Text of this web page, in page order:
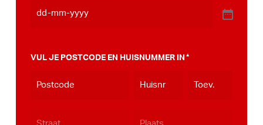
VUL JE POSTCODE EN HUISNUMMER IN *